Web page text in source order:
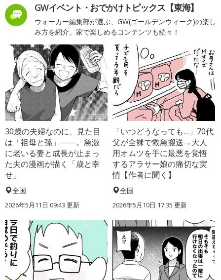
GWイベント・おでかけトピックス【東海】
ウォーカー編集部が選ぶ、GW(ゴールデンウィーク)の楽し
み方を紹介。家で楽しめるコンテンツも続々！
30歳の夫婦なのに、見た目
は「祖母と孫」――。急激
に老いる妻と成長が止まっ
た夫の漫画が描く「歳と幸
せ」
全国
2026年5月11日 09:43 更新
「いつどうなっても…」70代
父が全裸で救急搬送→大人
用オムツを手に最悪を覚悟
するアラサー娘の痛切な実
情【作者に聞く】
全国
2026年5月10日 17:35 更新